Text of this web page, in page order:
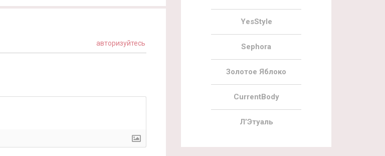
авторизуйтесь
YesStyle
Sephora
Золотое Яблоко
CurrentBody
Л’Этуаль